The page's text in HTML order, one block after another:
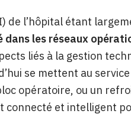
de l’hôpital étant
les réseaux
liés à la gestion
se mettent au
opératoire, ou un
connecté et intelligent